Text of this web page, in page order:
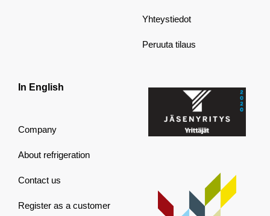
Yhteystiedot
Peruuta tilaus
In English
Company
About refrigeration
Contact us
Register as a customer